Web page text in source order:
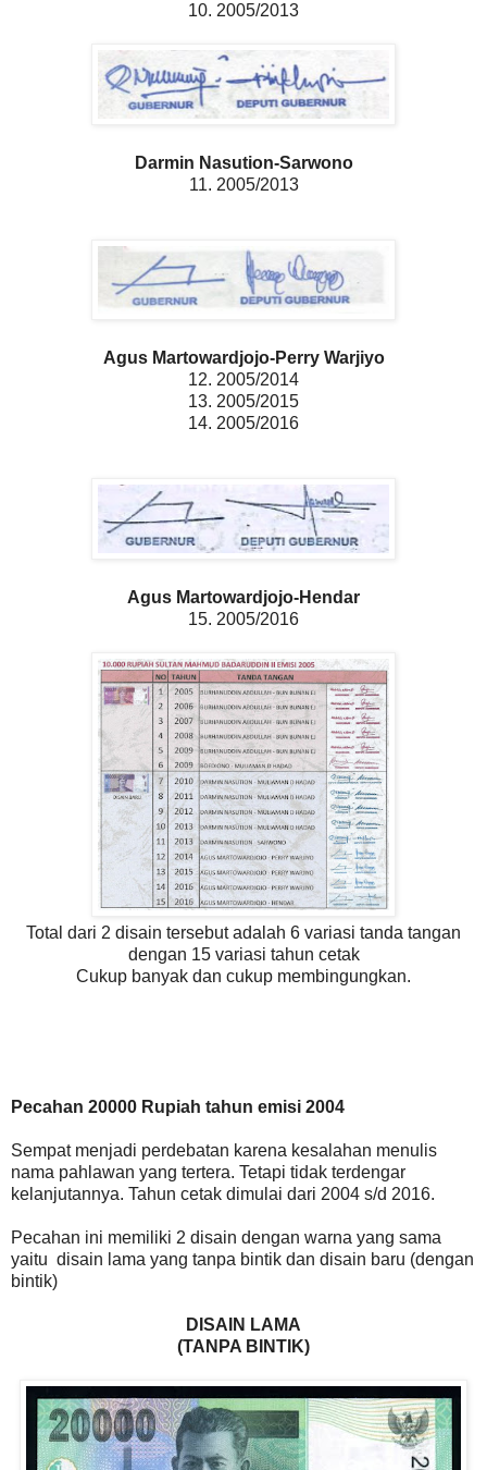
10. 2005/2013
Darmin Nasution-Sarwono
11. 2005/2013
Agus Martowardjojo-Perry Warjiyo
12. 2005/2014
13. 2005/2015
14. 2005/2016
Agus Martowardjojo-Hendar
15. 2005/2016
Total dari 2 disain tersebut adalah 6 variasi tanda tangan
dengan 15 variasi tahun cetak
Cukup banyak dan cukup membingungkan.
Pecahan 20000 Rupiah tahun emisi 2004
Sempat menjadi perdebatan karena kesalahan menulis
nama pahlawan yang tertera. Tetapi tidak terdengar
kelanjutannya. Tahun cetak dimulai dari 2004 s/d 2016.
Pecahan ini memiliki 2 disain dengan warna yang sama
yaitu disain lama yang tanpa bintik dan disain baru (dengan
bintik)
DISAIN LAMA
(TANPA BINTIK)